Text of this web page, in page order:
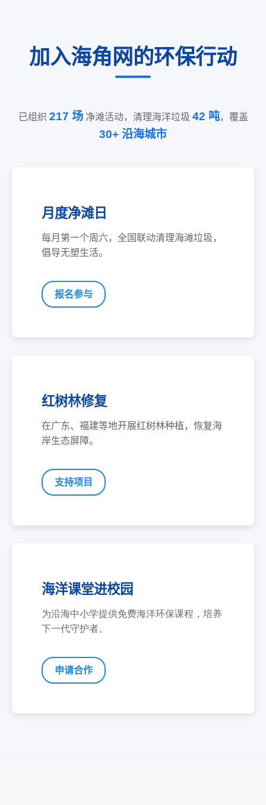
加入海角网的环保行动
已组织 217 场净滩活动，清理海洋垃圾 42 吨，覆盖
30+ 沿海城市
月度净滩日
每月第一个周六，全国联动清理海滩垃圾，
倡导无塑生活。
报名参与
红树林修复
在广东、福建等地开展红树林种植，恢复海
岸生态屏障。
支持项目
海洋课堂进校园
为沿海中小学提供免费海洋环保课程，培养
下一代守护者。
申请合作